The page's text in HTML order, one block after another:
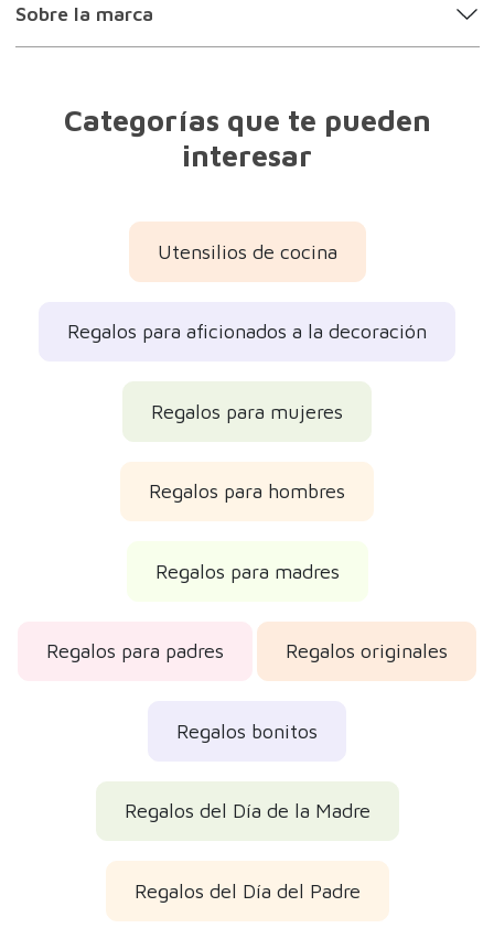
Regalos para madres
Regalos para padres Regalos originales
Regalos del Día de la Madre
Regalos del Día del Padre
Regalos de cumpleaños
Reseñas de los clientes
Opiniones reales verificadas